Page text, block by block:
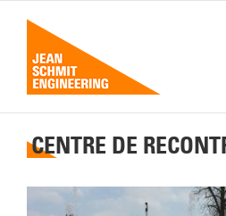
contenu
CENTRE DE